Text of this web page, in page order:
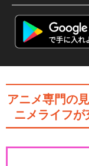
アニメ専門の
ニメライフが